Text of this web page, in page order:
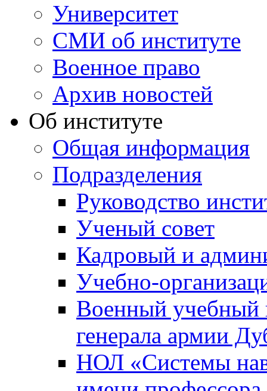
Университет
СМИ об институте
Военное право
Архив новостей
Об институте
Общая информация
Подразделения
Руководство
Ученый совет
Кадровый и
Учебно-
Военный учебный
генерала армии
НОЛ «Системы